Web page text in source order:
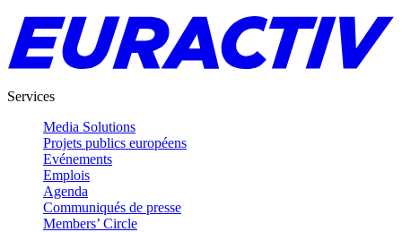
Services
Media Solutions
Projets publics européens
Evénements
Emplois
Agenda
Communiqués de presse
Members’ Circle